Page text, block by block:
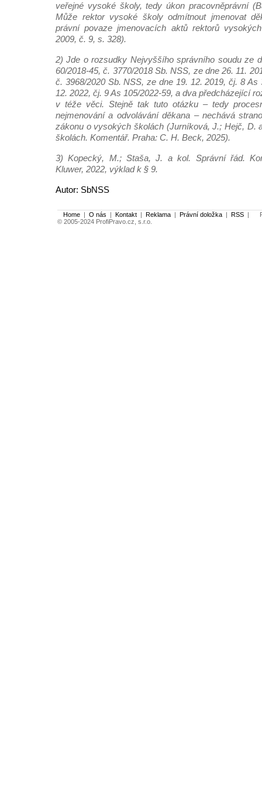
veřejné vysoké školy, tedy úkon pracovněprávní
Může rektor vysoké školy odmítnout jmenovat
právní povaze jmenovacích aktů rektorů
2009, č. 9, s. 328).
2) Jde o rozsudky Nejvyššího správního soudu ze
60/2018-45, č. 3770/2018 Sb. NSS, ze dne 26. 11.
č. 3968/2020 Sb. NSS, ze dne 19. 12. 2019, čj. 8 As
12. 2022, čj. 9 As 105/2022-59, a dva předcházející
v téže věci. Stejně tak tuto otázku – tedy
nejmenování a odvolávání děkana – nechává
zákonu o vysokých školách (Jurníková, J.; Hejč, D.
školách. Komentář. Praha: C. H. Beck, 2025).
3) Kopecký, M.; Staša, J. a kol. Správní řád.
Kluwer, 2022, výklad k § 9.
Autor: SbNSS
Home | O nás | Kontakt | Reklama | Právní doložka | RSS |
© 2005-2024 ProfiPravo.cz, s.r.o.